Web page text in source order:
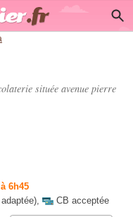
située avenue pierre
6h45
, CB acceptée